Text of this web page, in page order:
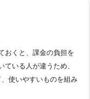
おくと、課金の負担を
いる人が違うため、
使いやすいものを組み